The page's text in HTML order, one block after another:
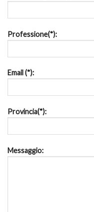
Professione(*):
Email (*):
Provincia(*):
Messaggio: